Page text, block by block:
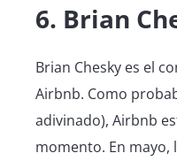
6. Brian
Brian Chesky es el
Airbnb. Como
adivinado), Airbnb
momento. En mayo,